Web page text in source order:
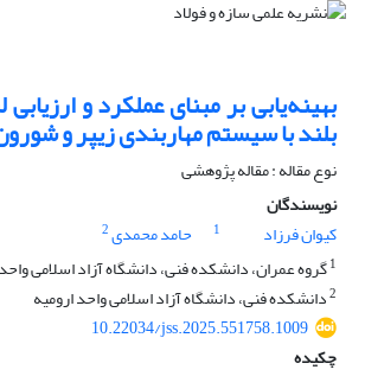
بهینه‌یابی بر مبنای عملکرد و
بلند با سیستم مهاربندی زیپر و
نوع مقاله : مقاله پژوهشی
نویسندگان
کیوان فرزاد
1 حامد محمدی2
1گروه عمران، دانشکده فنی، دانشگاه آزاد اسلامی
2دانشکده فنی، دانشگاه آزاد اسلامی واحد ارومیه
10.22034/jss.2025.551758.1009
چکیده